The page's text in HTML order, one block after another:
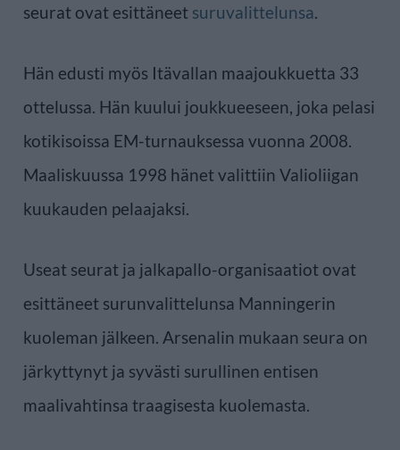
seurat ovat esittäneet suruvalittelunsa.
Hän edusti myös Itävallan maajoukkuetta 33
ottelussa. Hän kuului joukkueeseen, joka pelasi
kotikisoissa EM-turnauksessa vuonna 2008.
Maaliskuussa 1998 hänet valittiin Valioliigan
kuukauden pelaajaksi.
Useat seurat ja jalkapallo-organisaatiot ovat
esittäneet surunvalittelunsa Manningerin
kuoleman jälkeen. Arsenalin mukaan seura on
järkyttynyt ja syvästi surullinen entisen
maalivahtinsa traagisesta kuolemasta.